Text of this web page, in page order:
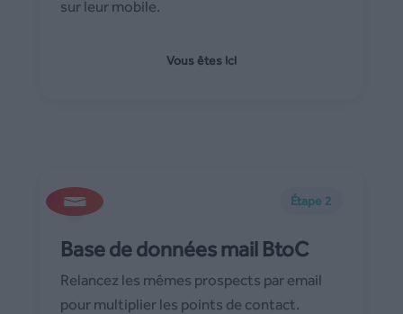
sur leur mobile.
Vous êtes ici
Étape 2
Base de données mail BtoC
Relancez les mêmes prospects par email
pour multiplier les points de contact.